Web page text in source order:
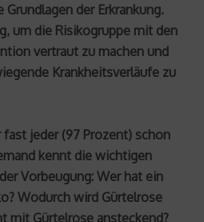
der Erkrankung.
um die Risikogruppe mit den
vertraut zu machen und
Krankheitsverläufe zu
jeder (97 Prozent) schon
kennt die wichtigen
Vorbeugung: Wer hat ein
Wodurch wird Gürtelrose
mit Gürtelrose ansteckend?